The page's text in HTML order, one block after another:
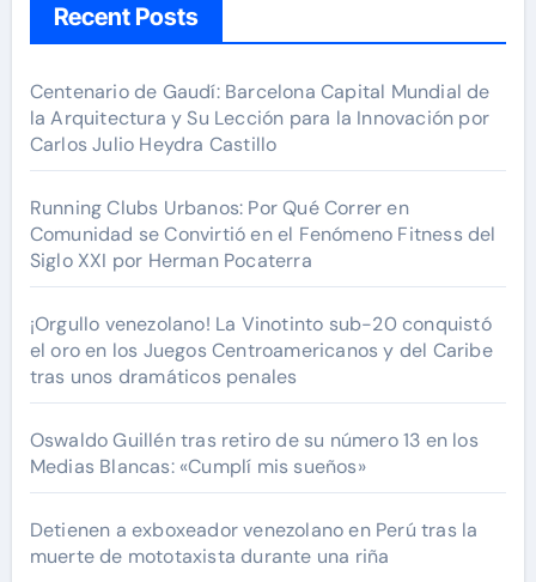
Recent Posts
Centenario de Gaudí: Barcelona Capital Mundial de
la Arquitectura y Su Lección para la Innovación por
Carlos Julio Heydra Castillo
Running Clubs Urbanos: Por Qué Correr en
Comunidad se Convirtió en el Fenómeno Fitness del
Siglo XXI por Herman Pocaterra
¡Orgullo venezolano! La Vinotinto sub-20 conquistó
el oro en los Juegos Centroamericanos y del Caribe
tras unos dramáticos penales
Oswaldo Guillén tras retiro de su número 13 en los
Medias Blancas: «Cumplí mis sueños»
Detienen a exboxeador venezolano en Perú tras la
muerte de mototaxista durante una riña